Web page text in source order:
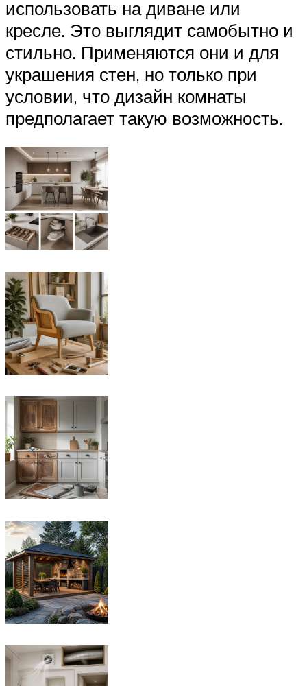
использовать на диване или
кресле. Это выглядит самобытно и
стильно. Применяются они и для
украшения стен, но только при
условии, что дизайн комнаты
предполагает такую возможность.